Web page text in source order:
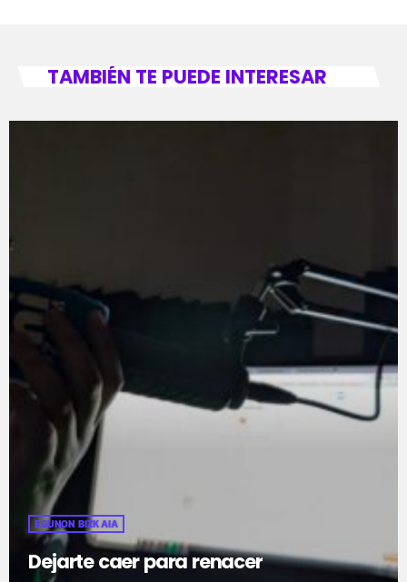
TAMBIÉN TE PUEDE INTERESAR
EGUNON BIZKAIA
Dejarte caer para renacer